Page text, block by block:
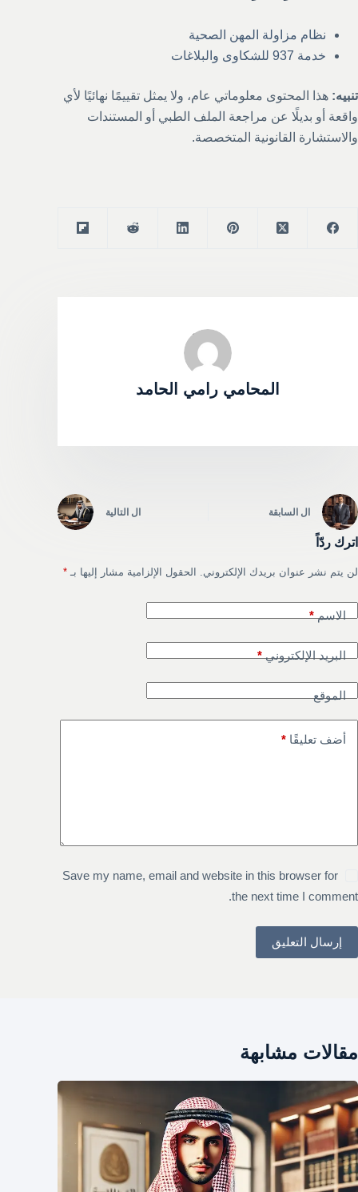
نظام مزاولة المهن الصحية
خدمة 937 للشكاوى والبلاغات
تنبيه: هذا المحتوى معلوماتي عام، ولا يمثل تقييمًا نهائيًا لأي
واقعة أو بديلًا عن مراجعة الملف الطبي أو المستندات
والاستشارة القانونية المتخصصة.
المحامي رامي الحامد
ال السابقة ال التالية
اترك ردّاً
لن يتم نشر عنوان بريدك الإلكتروني. الحقول الإلزامية مشار إليها بـ *
الاسم*
البريد الإلكتروني*
الموقع
أضف تعليقًا *
Save my name, email and website in this browser for
the next time I comment.
إرسال التعليق
مقالات مشابهة